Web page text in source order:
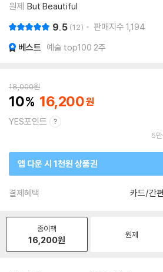
원제 But Beautiful
9.5 12 판매지수 1,194
베스트 예술 top100 2주
18,000원
10 16,200
YES포인트
5
앱 다운 시 1천원 상품권
결제혜택 카드/간
종이책
16,200원 원제